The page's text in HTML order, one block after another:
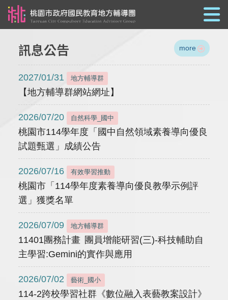
訊息公告 more
2027/01/31 地方輔導群
【地方輔導群網站網址】
2026/07/20 自然科學_國中
桃園市114學年度「國中自然領域素養導向優良
試題甄選」成績公告
2026/07/16 有效學習推動
桃園市「114學年度素養導向優良教學示例評
選」獲獎名單
2026/07/09 地方輔導群
11401團務計畫 團員增能研習(三)-科技輔助自
主學習:Gemini的實作與應用
2026/07/02 藝術_國小
114-2跨校學習社群《數位融入表藝教案設計》